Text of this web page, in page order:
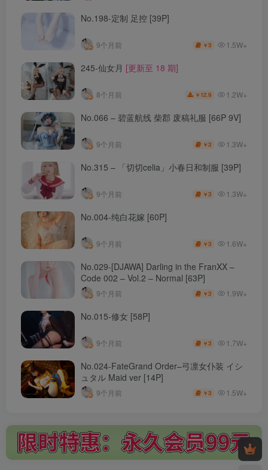
No.198-定制 足控 [39P]
9个月前 ￥3 1.5W+
245-仙女月 [更新至 18 期]
8个月前 ￥ 12.9 1.2W+
No.066 – 碧蓝航线 柴郡 废稿礼服 [66P 9V]
9个月前 ￥3 1.3W+
No.315 – 「切切celia」小春日和制服 [39P]
9个月前 ￥3 1.3W+
No.004-纯白花嫁 [60P]
9个月前 ￥3 1.6W+
No.029-[DJAWA] Darling in the FranXX –
Code 002 – Vol.2 – Normal [63P]
9个月前 ￥3 1.9W+
No.015-修女 [58P]
9个月前 ￥3 1.7W+
No.024-FateGrand Order–弓凛女仆装 イシ
ュタル Maid ver [14P]
9个月前 ￥3 1.5W+